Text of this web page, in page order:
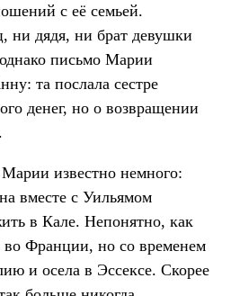
с её семьей.
ни дядя, ни брат девушки
письмо Марии
та послала сестре
денег, но о возвращении
известно немного:
вместе с Уильямом
в Кале. Непонятно, как
во Франции, но со временем
и осела в Эссексе. Скорее